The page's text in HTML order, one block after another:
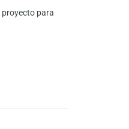
proyecto para